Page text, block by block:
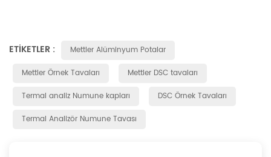
ETIKETLER :
Mettler Alüminyum Potalar
Mettler Örnek Tavaları
Mettler DSC tavaları
Termal analiz Numune kapları
DSC Örnek Tavaları
Termal Analizör Numune Tavası